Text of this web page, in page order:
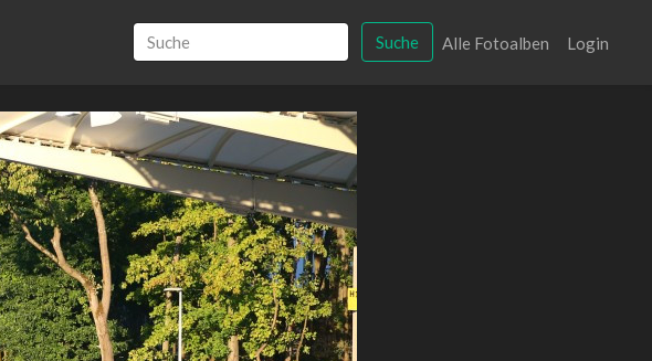
Suche Alle Fotoalben Login